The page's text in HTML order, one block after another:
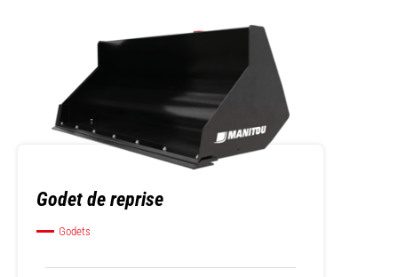
Godet de reprise
Godets